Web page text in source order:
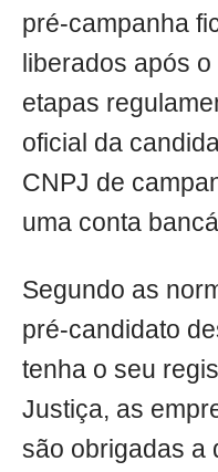
pré-campanha
liberados após
etapas
oficial da
CNPJ de
uma conta
Segundo as
pré-candidato
tenha o seu
Justiça, as
são obrigadas a